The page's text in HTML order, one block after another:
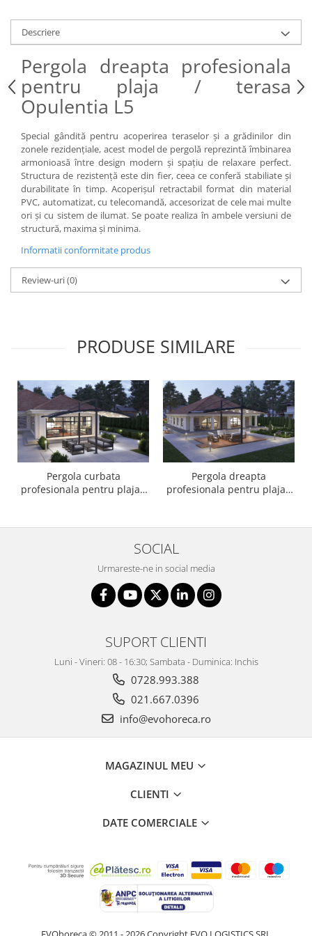
Banchete & tabureti
Baze de masa
Picioare de masa din lemn
Picioare de masa din metal
Picioare de masa din plastic
Scaune inalte de bar
Scaune de bar lemn
Scaune de bar metal
Scaune de bar plastic
Scaune de bar reglabile / rotative
Baruri
Bar la comanda
Bar mobil
Consola bar
Blaturi din PAL
Blaturi din MDF
Blaturi din metal
Blaturi din Topalit
Blaturi din lemn masiv
Blaturi din HPL Compact
Blaturi din piatra naturala si
Scaune profesionale
Mobilier luminos
Demifotolii si fotolii de terasa /
exterior
Fotolii cafenea
Fotolii lounge
Fotolii restaurant
Tabureti & Bean Bag
Bean bags
Stalpi de iluminat public stradal
Stalpi iluminat alei pietonale
parcuri si gradini
Descriere
Pergola dreapta profesionala
pentru plaja / terasa
Opulentia L5
Special gândită pentru acoperirea teraselor și a grădinilor din
zonele rezidențiale, acest model de pergolă reprezintă îmbinarea
armonioasă între design modern și spațiu de relaxare perfect.
Structura de rezistență este din fier, ceea ce conferă stabiliate și
durabilitate în timp. Acoperișul retractabil format din material
PVC, automatizat, cu telecomandă, accesorizat de cele mai multe
ori și cu sistem de ilumat. Se poate realiza în ambele versiuni de
structură, maxima și minima.
Informatii conformitate produs
Review-uri(0)
PRODUSE SIMILARE
Pergola curbata
profesionala pentru plaja /
Pergola dreapta
profesionala pentru plaja /
SOCIAL
Urmareste-ne in social media
SUPORT CLIENTI
Luni - Vineri: 08 - 16:30; Sambata - Duminica: Inchis
0728.993.388
021.667.0396
info@evohoreca.ro
MAGAZINUL MEU
CLIENTI
DATE COMERCIALE